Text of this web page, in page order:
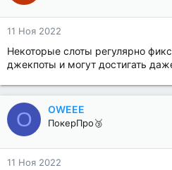
11 Ноя 2022
Некоторые слоты регулярно
джекпоты и могут достигать
O OWEEE
ПокерПро🥉
11 Ноя 2022